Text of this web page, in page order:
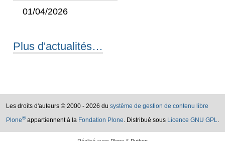
01/04/2026
Plus d'actualités…
Les droits d'auteurs © 2000 - 2026 du système de gestion de contenu libre
Plone®appartiennent à la Fondation Plone. Distribué sous Licence GNU GPL.